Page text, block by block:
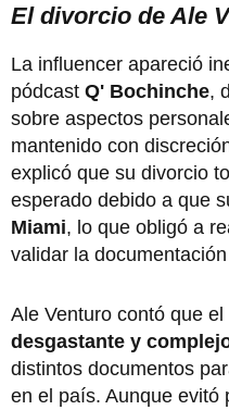
El divorcio de Ale
La influencer apareció
pódcast Q' Bochinche,
sobre aspectos
mantenido con
explicó que su divorcio
esperado debido a que
Miami, lo que obligó a
validar la
Ale Venturo contó que el
desgastante y
distintos documentos
en el país. Aunque evitó